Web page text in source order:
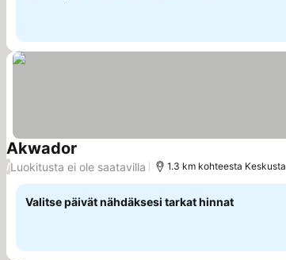
Akwador
/Luokitusta ei ole saatavilla 1.3 km kohteesta Keskusta
Valitse päivät nähdäksesi tarkat hinnat